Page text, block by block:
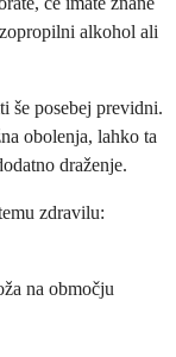
alkohol ali
še posebej previdni.
obolenja, lahko ta
draženje.
zdravilu:
na območju